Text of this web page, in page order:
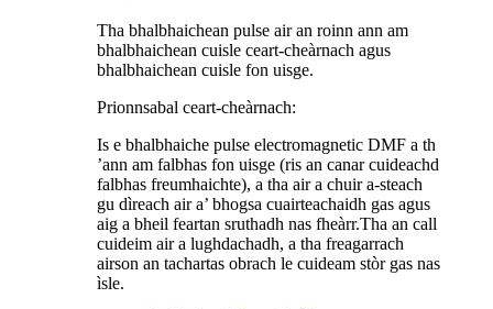
Tha bhalbhaichean pulse air an roinn ann am
bhalbhaichean cuisle ceart-cheàrnach agus
bhalbhaichean cuisle fon uisge.
Prionnsabal ceart-cheàrnach:
Is e bhalbhaiche pulse electromagnetic DMF a th
’ann am falbhas fon uisge (ris an canar cuideachd
falbhas freumhaichte), a tha air a chuir a-steach
gu dìreach air a’ bhogsa cuairteachaidh gas agus
aig a bheil feartan sruthadh nas fheàrr.Tha an call
cuideim air a lughdachadh, a tha freagarrach
airson an tachartas obrach le cuideam stòr gas nas
ìsle.